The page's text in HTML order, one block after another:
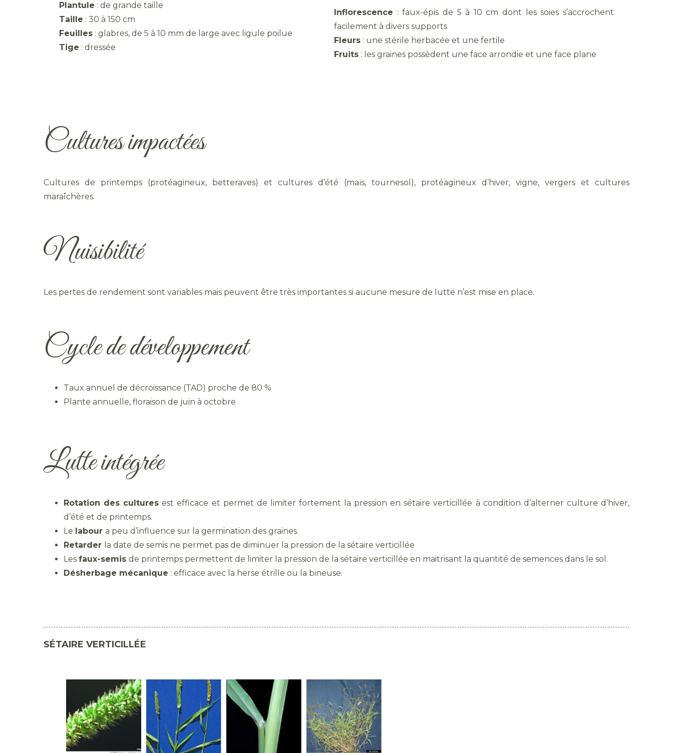
Plantule : de grande taille
Taille : 30 à 150 cm
Feuilles : glabres, de 5 à 10 mm de large avec ligule poilue
Tige : dressée
Inflorescence : faux-épis de 5 à 10 cm dont les soies s’accrochent
facilement à divers supports
Fleurs : une stérile herbacée et une fertile
Fruits : les graines possèdent une face arrondie et une face plane
Cultures impactées
Cultures de printemps (protéagineux, betteraves) et cultures d’été (maïs, tournesol), protéagineux d’hiver, vigne, vergers et cultures
maraîchères.
Nuisibilité
Les pertes de rendement sont variables mais peuvent être très importantes si aucune mesure de lutte n’est mise en place.
Cycle de développement
Taux annuel de décroissance (TAD) proche de 80 %
Plante annuelle, floraison de juin à octobre
Lutte intégrée
Rotation des cultures est efficace et permet de limiter fortement la pression en sétaire verticillée à condition d’alterner culture d’hiver,
d’été et de printemps.
Le labour a peu d’influence sur la germination des graines.
Retarder la date de semis ne permet pas de diminuer la pression de la sétaire verticillée
Les faux-semis de printemps permettent de limiter la pression de la sétaire verticillée en maitrisant la quantité de semences dans le sol.
Désherbage mécanique : efficace avec la herse étrille ou la bineuse.
SÉTAIRE VERTICILLÉE